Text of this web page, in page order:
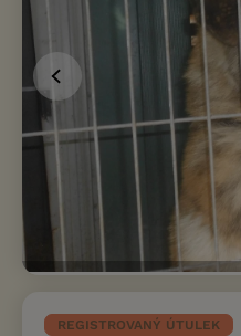
REGISTROVANÝ ÚTULEK